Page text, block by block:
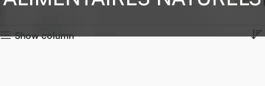
Show column